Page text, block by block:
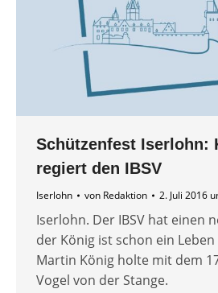
Schützenfest Iserlohn:
regiert den IBSV
Iserlohn von Redaktion 2. Juli 2016
Iserlohn. Der IBSV hat einen
der König ist schon ein
Martin König holte mit dem
Vogel von der Stange.